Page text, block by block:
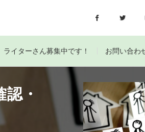
ライターさん募集中です！ お問い合わ
・